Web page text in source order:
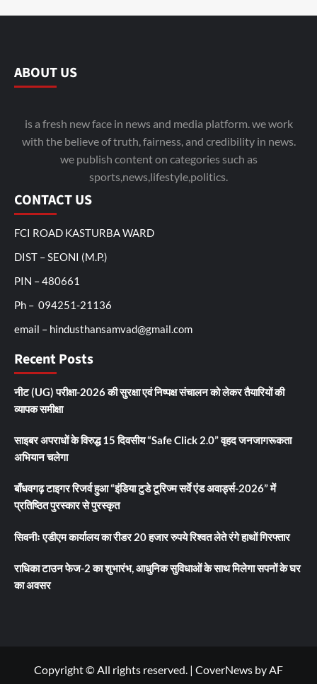
ABOUT US
is a fresh new face in news and media platform. we work
with the believe of truth, fairness, and credibility in news.
we publish content on categories such as
sports,news,lifestyle,politics.
CONTACT US
FCI ROAD KASTURBA WARD
DIST – SEONI (M.P.)
PIN – 480661
Ph – 094251-21136
email – hindusthansamvad@gmail.com
Recent Posts
नीट (UG) परीक्षा-2026 की सुरक्षा एवं निष्पक्ष संचालन को लेकर तैयारियों की
व्यापक समीक्षा
साइबर अपराधों के विरुद्ध 15 दिवसीय “Safe Click 2.0” वृहद जनजागरूकता
अभियान चलेगा
बाँधवगढ़ टाइगर रिजर्व हुआ “इंडिया टुडे टूरिज्म सर्वे एंड अवार्ड्स-2026” में
प्रतिष्ठित पुरस्कार से पुरस्कृत
सिवनीः एडीएम कार्यालय का रीडर 20 हजार रुपये रिश्वत लेते रंगे हाथों गिरफ्तार
राधिका टाउन फेज-2 का शुभारंभ, आधुनिक सुविधाओं के साथ मिलेगा सपनों के घर
का अवसर
Copyright © All rights reserved. | CoverNews by AF